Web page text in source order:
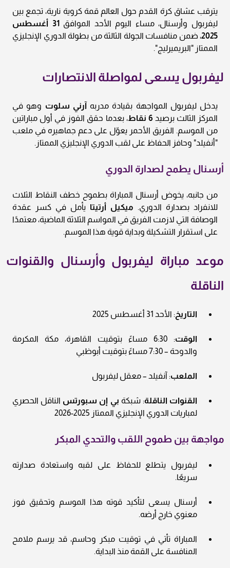
يترقب عشاق كرة القدم حول العالم قمة كروية نارية، تجمع بين
ليفربول وأرسنال، مساء اليوم الأحد الموافق
31 أغسطس
2025، ضمن منافسات الجولة الثالثة من بطولة الدوري الإنجليزي
الممتاز "البريميرليج".
ليفربول يسعى لمواصلة الانتصارات
يدخل ليفربول المواجهة بقيادة مدربه آرني سلوت وهو في
المركز الثالث برصيد 6 نقاط
، بعدما حقق الفوز في أول مباراتين
من الموسم. الفريق الأحمر يعوّل على دعم جماهيره في ملعب
"أنفيلد" وحافز الحفاظ على لقب الدوري الإنجليزي الممتاز.
أرسنال يطمح لصدارة الدوري
من جانبه، يخوض أرسنال المباراة بطموح خطف النقاط الثلاث
للانفراد بصدارة الدوري. ميكيل أرتيتا يأمل في كسر عقدة
الوصافة التي لازمت الفريق في المواسم الثلاثة الماضية، معتمدًا
على استقرار التشكيلة وبداية قوية هذا الموسم.
موعد مباراة ليفربول وأرسنال والقنوات
الناقلة
التاريخ: الأحد 31 أغسطس 2025
الوقت
: 6:30 مساءً بتوقيت القاهرة، مكة المكرمة
والدوحة – 7:30 مساءً بتوقيت أبوظبي
الملعب: آنفيلد – معقل ليفربول
القنوات الناقلة: شبكة بي إن سبورتس الناقل الحصري
لمباريات الدوري الإنجليزي الممتاز 2025-2026
مواجهة بين طموح اللقب والتحدي المبكر
ليفربول يتطلع للحفاظ على لقبه واستعادة صدارته
سريعًا.
أرسنال يسعى لتأكيد قوته هذا الموسم وتحقيق فوز
معنوي خارج أرضه.
المباراة تأتي في توقيت مبكر وحاسم، قد يرسم ملامح
المنافسة على القمة منذ البداية.